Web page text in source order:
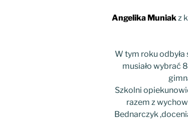
Angelika Muniakz
W tym roku
musiało wybrać
Szkolni
razem z
Bednarczyk